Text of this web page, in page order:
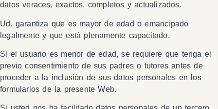
datos veraces, exactos, completos y actualizados.
Ud. garantiza que es mayor de edad o emancipado
legalmente y que está plenamente capacitado.
Si el usuario es menor de edad, se requiere que tenga el
previo consentimiento de sus padres o tutores antes de
proceder a la inclusión de sus datos personales en los
formularios de la presente Web.